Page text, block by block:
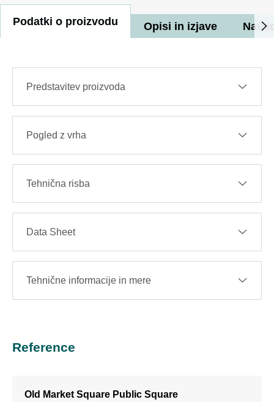
Podatki o proizvodu Opisi in izjave
Predstavitev proizvoda
Pogled z vrha
Tehnična risba
Data Sheet
Tehnične informacije in mere
Reference
Old Market Square Public Square